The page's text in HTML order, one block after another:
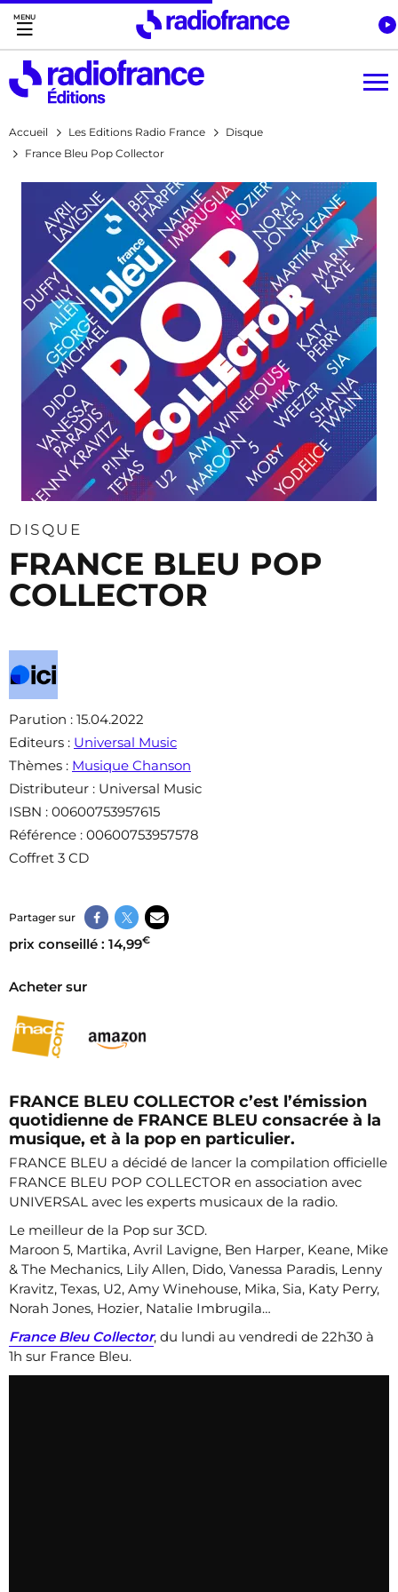
Accès direct :
Menu principal
Contenu
Accueil Les Editions Radio France
Disque
France Bleu Pop Collector
DISQUE
FRANCE BLEU POP
COLLECTOR
Parution : 15.04.2022
Editeurs : Universal Music
Thèmes : Musique Chanson
Distributeur : Universal Music
ISBN : 00600753957615
Référence : 00600753957578
Coffret 3 CD
Partager sur
prix conseillé : 14,99€
Acheter sur
FRANCE BLEU COLLECTOR c’est l’émission
quotidienne de FRANCE BLEU consacrée à la
musique, et à la pop en particulier.
FRANCE BLEU a décidé de lancer la compilation officielle
FRANCE BLEU POP COLLECTOR en association avec
UNIVERSAL avec les experts musicaux de la radio.
Le meilleur de la Pop sur 3CD.
Maroon 5, Martika, Avril Lavigne, Ben Harper, Keane, Mike
& The Mechanics, Lily Allen, Dido, Vanessa Paradis, Lenny
Kravitz, Texas, U2, Amy Winehouse, Mika, Sia, Katy Perry,
Norah Jones, Hozier, Natalie Imbrugila…
France Bleu Collector, du lundi au vendredi de 22h30 à
1h sur France Bleu.